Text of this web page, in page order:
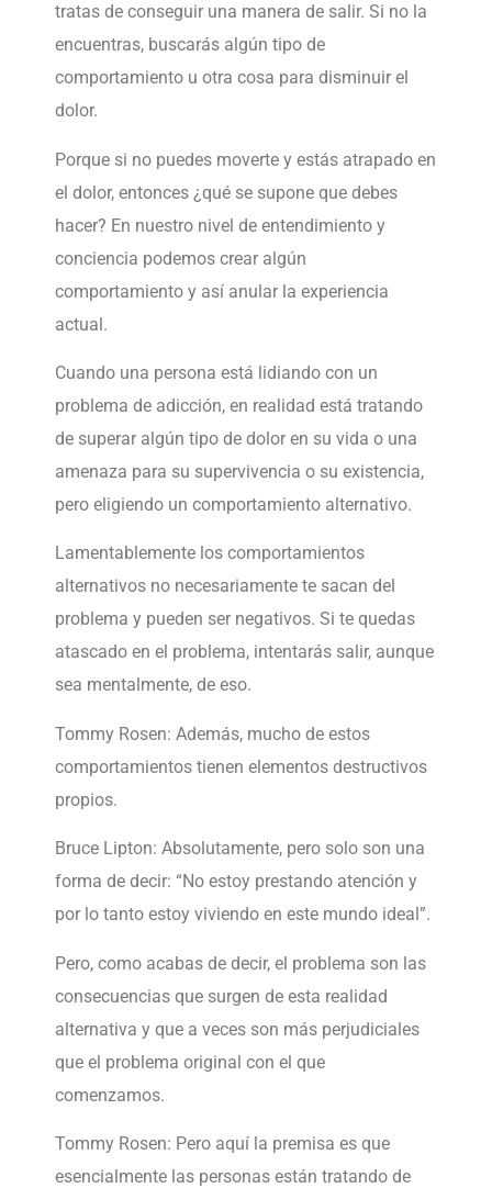
tratas de conseguir una manera de salir. Si no la
encuentras, buscarás algún tipo de
comportamiento u otra cosa para disminuir el
dolor.
Porque si no puedes moverte y estás atrapado en
el dolor, entonces ¿qué se supone que debes
hacer? En nuestro nivel de entendimiento y
conciencia podemos crear algún
comportamiento y así anular la experiencia
actual.
Cuando una persona está lidiando con un
problema de adicción, en realidad está tratando
de superar algún tipo de dolor en su vida o una
amenaza para su supervivencia o su existencia,
pero eligiendo un comportamiento alternativo.
Lamentablemente los comportamientos
alternativos no necesariamente te sacan del
problema y pueden ser negativos. Si te quedas
atascado en el problema, intentarás salir, aunque
sea mentalmente, de eso.
Tommy Rosen: Además, mucho de estos
comportamientos tienen elementos destructivos
propios.
Bruce Lipton: Absolutamente, pero solo son una
forma de decir: “No estoy prestando atención y
por lo tanto estoy viviendo en este mundo ideal”.
Pero, como acabas de decir, el problema son las
consecuencias que surgen de esta realidad
alternativa y que a veces son más perjudiciales
que el problema original con el que
comenzamos.
Tommy Rosen: Pero aquí la premisa es que
esencialmente las personas están tratando de